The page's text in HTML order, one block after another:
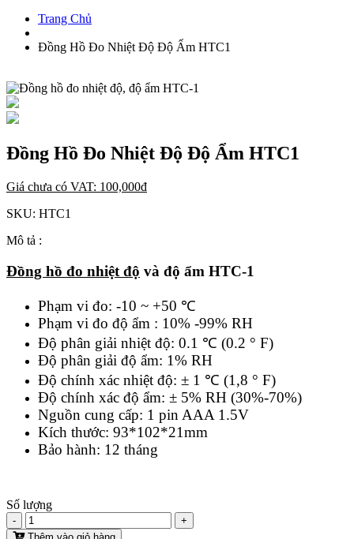
Trang Chủ
Đồng Hồ Đo Nhiệt Độ Độ Ẩm HTC1
Đồng Hồ Đo Nhiệt Độ Độ Ẩm HTC1
Giá chưa có VAT: 100,000đ
SKU: HTC1
Mô tả :
Đồng hồ đo nhiệt độ và độ ẩm HTC-1
Phạm vi đo: -10 ~ +50 ℃
Phạm vi đo độ ẩm : 10% -99% RH
Độ phân giải nhiệt độ: 0.1 ℃ (0.2 ° F)
Độ phân giải độ ẩm: 1% RH
Độ chính xác nhiệt độ: ± 1 ℃ (1,8 ° F)
Độ chính xác độ ẩm: ± 5% RH (30%-70%)
Nguồn cung cấp: 1 pin AAA 1.5V
Kích thước: 93*102*21mm
Bảo hành: 12 tháng
Số lượng
-
+